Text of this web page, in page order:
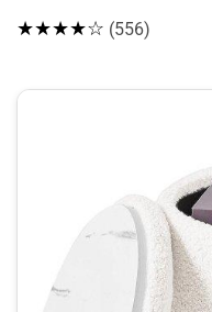
★★★★☆ (556)